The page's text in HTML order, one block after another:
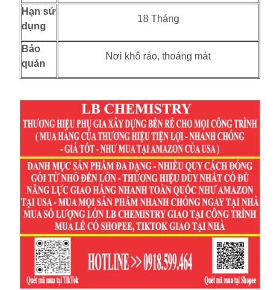
Hạn sử
dụng
18 Tháng
Bảo
quản
Nơi khô ráo, thoáng mát